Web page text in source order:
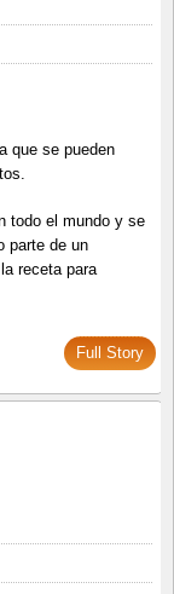
que se pueden
todo el mundo y se
parte de un
receta para
Full Story